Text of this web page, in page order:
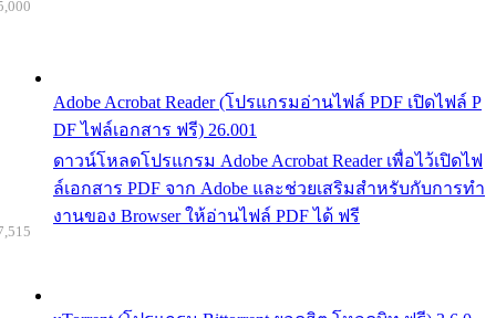
Adobe Acrobat Reader (โปรแกรมอ่านไฟล์ PDF เปิดไฟล์ P
DF ไฟล์เอกสาร ฟรี) 26.001
ดาวน์โหลดโปรแกรม Adobe Acrobat Reader เพื่อไว้เปิดไฟ
ล์เอกสาร PDF จาก Adobe และช่วยเสริมสำหรับกับการทำ
งานของ Browser ให้อ่านไฟล์ PDF ได้ ฟรี